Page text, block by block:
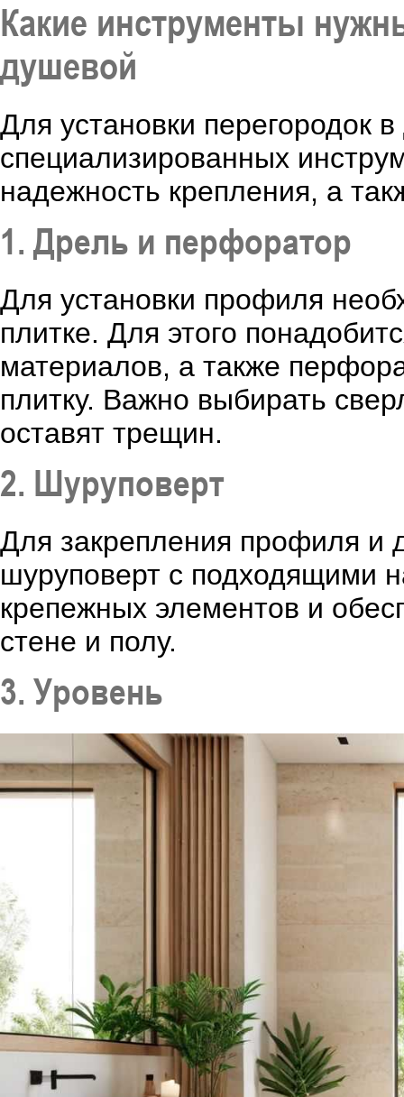
Какие инструменты
душевой
Для установки перегородок
специализированных
надежность крепления, а
1. Дрель и перфоратор
Для установки профиля
плитке. Для этого
материалов, а также
плитку. Важно выбирать
оставят трещин.
2. Шуруповерт
Для закрепления профиля и
шуруповерт с подходящими
крепежных элементов и
стене и полу.
3. Уровень